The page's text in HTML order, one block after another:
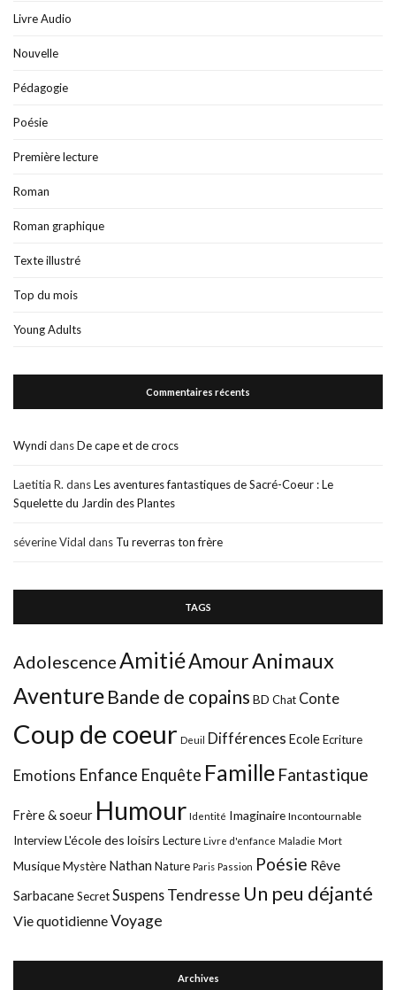
Livre Audio
Nouvelle
Pédagogie
Poésie
Première lecture
Roman
Roman graphique
Texte illustré
Top du mois
Young Adults
Commentaires récents
WyndidansDe cape et de crocs
Laetitia R. dansLes aventures fantastiques de Sacré-Coeur : Le
Squelette du Jardin des Plantes
séverine Vidal dans Tu reverras ton frère
TAGS
Adolescence AmitiéAmourAnimaux
Aventure Bande de copains BD Chat Conte
Coup de coeur Deuil Différences EcoleEcriture
Emotions Enfance Enquête Famille Fantastique
Frère & soeur Humour Identité Imaginaire Incontournable
InterviewL'école des loisirs Lecture Livre d'enfance Maladie Mort
MusiqueMystère Nathan Nature Paris Passion Poésie Rêve
SarbacaneSecret Suspens Tendresse Un peu déjanté
Vie quotidienneVoyage
Archives